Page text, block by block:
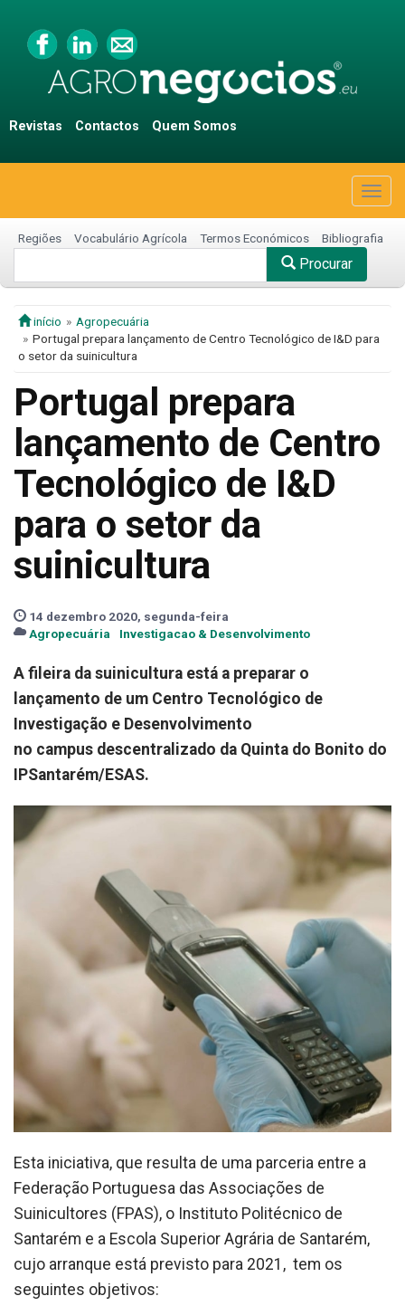
Revistas Contactos Quem Somos
Regiões Vocabulário Agrícola Termos Económicos Bibliografia
Procurar
início
Agropecuária
Portugal prepara lançamento de Centro Tecnológico de I&D para
o setor da suinicultura
Portugal prepara
lançamento de Centro
Tecnológico de I&D
para o setor da
suinicultura
14 dezembro 2020, segunda-feira
Agropecuária
Investigacao & Desenvolvimento
A fileira da suinicultura está a preparar o
lançamento de um Centro Tecnológico de
Investigação e Desenvolvimento
no campus descentralizado da Quinta do Bonito do
IPSantarém/ESAS.
Esta iniciativa, que resulta de uma parceria entre a
Federação Portuguesa das Associações de
Suinicultores (FPAS), o Instituto Politécnico de
Santarém e a Escola Superior Agrária de Santarém,
cujo arranque está previsto para 2021, tem os
seguintes objetivos: